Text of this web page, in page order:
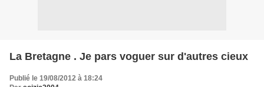
La Bretagne . Je pars voguer sur d'autres cieux
Publié le 19/08/2012 à 18:24